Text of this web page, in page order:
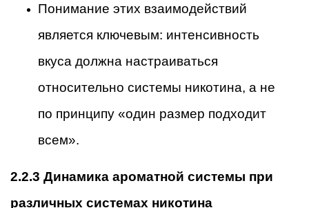
Понимание этих взаимодействий
является ключевым: интенсивность
вкуса должна настраиваться
относительно системы никотина, а не
по принципу «один размер подходит
всем».
2.2.3 Динамика ароматной системы при
различных системах никотина